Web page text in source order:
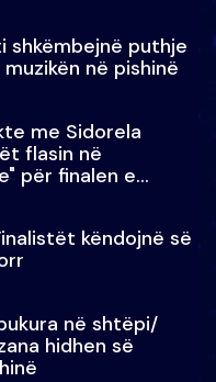
shkëmbejnë puthje
në pishinë
me Sidorela
flasin në
për finalen e
këndojnë së
në shtëpi/
hidhen së